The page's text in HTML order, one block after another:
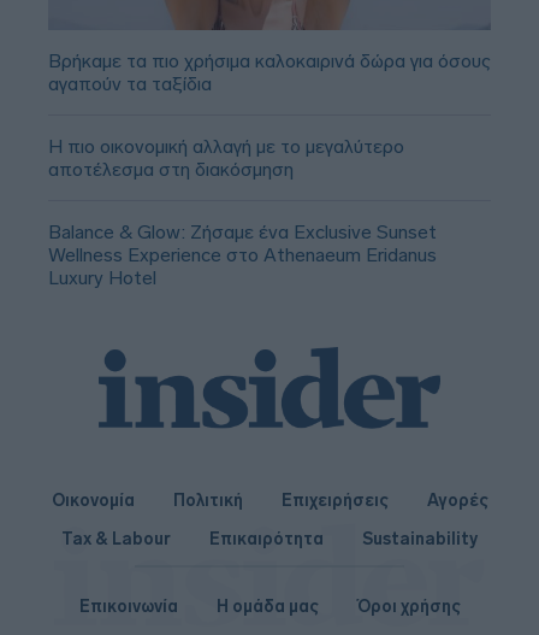
Βρήκαμε τα πιο χρήσιμα καλοκαιρινά δώρα για όσους
αγαπούν τα ταξίδια
Η πιο οικονομική αλλαγή με το μεγαλύτερο
αποτέλεσμα στη διακόσμηση
Balance & Glow: Ζήσαμε ένα Exclusive Sunset
Wellness Experience στο Athenaeum Eridanus
Luxury Hotel
Οικονομία Πολιτική Επιχειρήσεις
Αγορές
Tax & Labour
Επικαιρότητα Sustainability
Επικοινωνία Η ομάδα μας Όροι χρήσης